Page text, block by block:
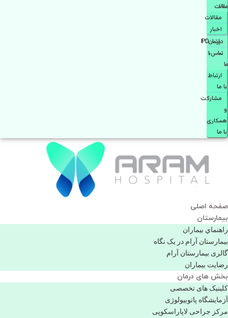
مقالات
مقالات
اخبار
دپارتمانIPD
تماس با
ما
ارتباط
با ما
مشاركت
و
همكاری
با ما
صفحه اصلی
بيمارستان
راهنماي بیماران
بیمارستان آرام در یک نگاه
گالری بیمارستان آرام
رضایت بیماران
بخش های درمان
کلینیک های تخصصی
آزمایشگاه پاتوبیولوژی
مرکز جراحی لاپاراسکوپی